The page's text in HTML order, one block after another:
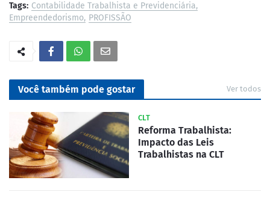
Tags: Contabilidade Trabalhista e Previdenciária
Empreendedorismo PROFISSÃO
Você também pode gostar Ver todos
CLT
Reforma Trabalhista:
Impacto das Leis
Trabalhistas na CLT